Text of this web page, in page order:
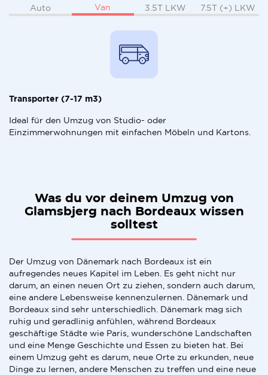
Auto Van 3.5T LKW 7.5T (+) LKW
Transporter (7-17 m3)
Ideal für den Umzug von Studio- oder
Einzimmerwohnungen mit einfachen Möbeln und Kartons.
Was du vor deinem Umzug von
Glamsbjerg nach Bordeaux wissen
solltest
Der Umzug von Dänemark nach Bordeaux ist ein
aufregendes neues Kapitel im Leben. Es geht nicht nur
darum, an einen neuen Ort zu ziehen, sondern auch darum,
eine andere Lebensweise kennenzulernen. Dänemark und
Bordeaux sind sehr unterschiedlich. Dänemark mag sich
ruhig und geradlinig anfühlen, während Bordeaux
geschäftige Städte wie Paris, wunderschöne Landschaften
und eine Menge Geschichte und Essen zu bieten hat. Bei
einem Umzug geht es darum, neue Orte zu erkunden, neue
Dinge zu lernen, andere Menschen zu treffen und eine neue